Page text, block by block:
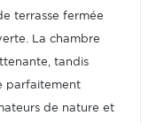
terrasse fermée
La chambre
tandis
parfaitement
de nature et